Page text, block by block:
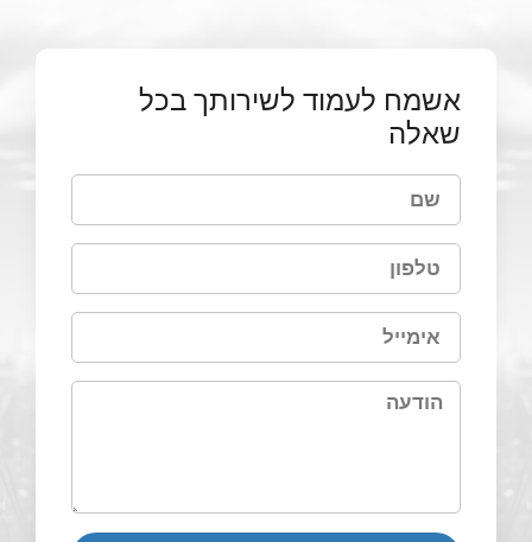
אשמח לעמוד לשירותך בכל
שאלה